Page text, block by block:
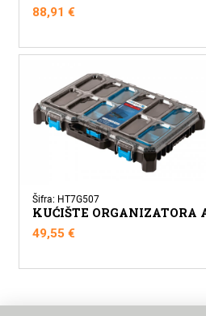
88,91€
Šifra: HT7G507
KUĆIŠTE ORGANIZATORA
49,55€